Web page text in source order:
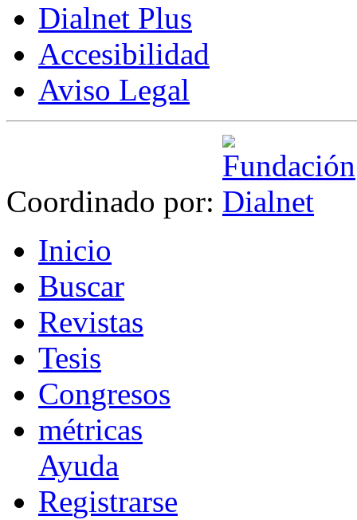
Dialnet Plus
Accesibilidad
Aviso Legal
Coordinado por:
Inicio
Buscar
Revistas
Tesis
Congresos
métricas
Ayuda
Registrarse